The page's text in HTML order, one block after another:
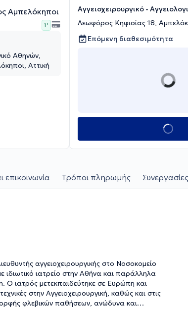
Αμπελόκηποι
1 '
Αθηνών,
Αττική
Αγγειοχειρουργικό -
Λεωφόρος Κηφισίας 18,
Επόμενη διαθεσιμότητα
Τρόποι πληρωμής
αγγειοχειρουργικής στο Νοσοκομείο
ιδιωτικό ιατρείο στην Αθήνα και παράλληλα
Ο ιατρός μετεκπαιδεύτηκε σε Ευρώπη και
στην Αγγειοχειρουργική, καθώς και στις
φλεβικών παθήσεων, ανώδυνα και